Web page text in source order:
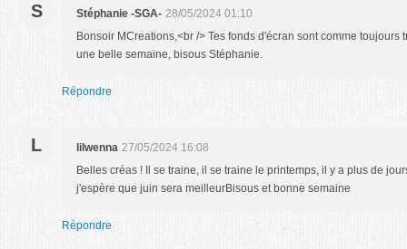
S Stéphanie -SGA- 28/05/2024 01:10
Bonsoir MCreations,<br /> Tes fonds d'écran sont comme toujours
une belle semaine, bisous Stéphanie.
Répondre
L lilwenna 27/05/2024 16:08
Belles créas ! Il se traine, il se traine le printemps, il y a plus de
j'espère que juin sera meilleurBisous et bonne semaine
Répondre